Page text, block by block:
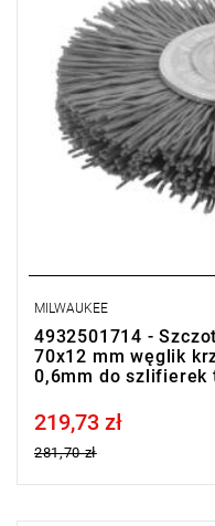
MILWAUKEE
4932501714 -
70x12 mm węglik
0,6mm do szlifierek
Price tax included
219,73 zł
281,70 zł